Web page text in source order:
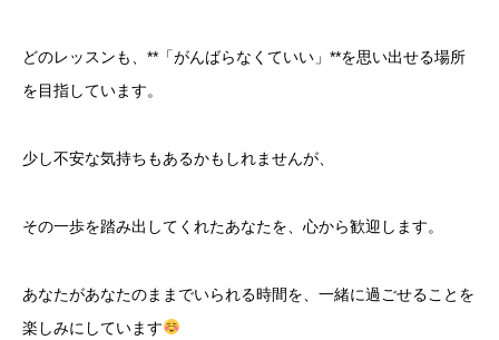
どのレッスンも、**「がんばらなくていい」**を思い出せる場所
を目指しています。
少し不安な気持ちもあるかもしれませんが、
その一歩を踏み出してくれたあなたを、心から歓迎します。
あなたがあなたのままでいられる時間を、一緒に過ごせることを
楽しみにしています